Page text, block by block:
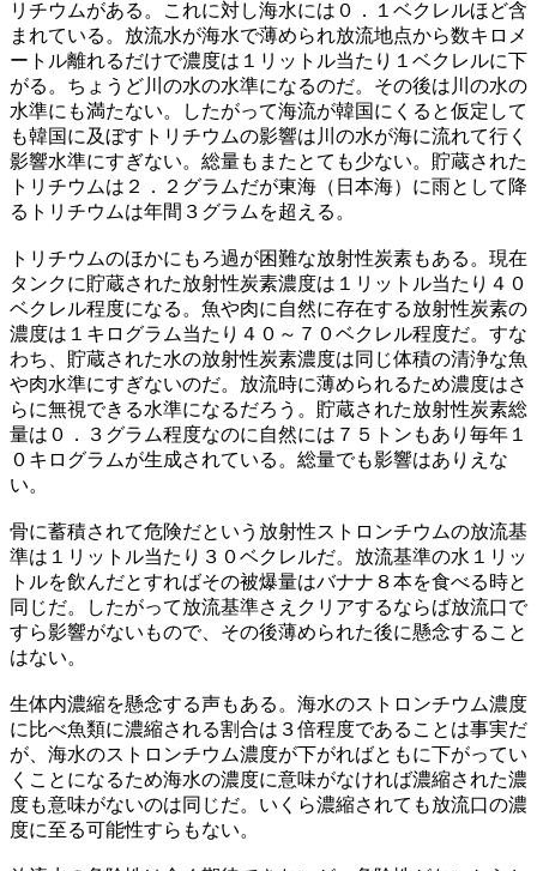
リチウムがある。これに対し海水には０．１ベクレルほど含
まれている。放流水が海水で薄められ放流地点から数キロメ
ートル離れるだけで濃度は１リットル当たり１ベクレルに下
がる。ちょうど川の水の水準になるのだ。その後は川の水の
水準にも満たない。したがって海流が韓国にくると仮定して
も韓国に及ぼすトリチウムの影響は川の水が海に流れて行く
影響水準にすぎない。総量もまたとても少ない。貯蔵された
トリチウムは２．２グラムだが東海（日本海）に雨として降
るトリチウムは年間３グラムを超える。
トリチウムのほかにもろ過が困難な放射性炭素もある。現在
タンクに貯蔵された放射性炭素濃度は１リットル当たり４０
ベクレル程度になる。魚や肉に自然に存在する放射性炭素の
濃度は１キログラム当たり４０～７０ベクレル程度だ。すな
わち、貯蔵された水の放射性炭素濃度は同じ体積の清浄な魚
や肉水準にすぎないのだ。放流時に薄められるため濃度はさ
らに無視できる水準になるだろう。貯蔵された放射性炭素総
量は０．３グラム程度なのに自然には７５トンもあり毎年１
０キログラムが生成されている。総量でも影響はありえな
い。
骨に蓄積されて危険だという放射性ストロンチウムの放流基
準は１リットル当たり３０ベクレルだ。放流基準の水１リッ
トルを飲んだとすればその被爆量はバナナ８本を食べる時と
同じだ。したがって放流基準さえクリアするならば放流口で
すら影響がないもので、その後薄められた後に懸念すること
はない。
生体内濃縮を懸念する声もある。海水のストロンチウム濃度
に比べ魚類に濃縮される割合は３倍程度であることは事実だ
が、海水のストロンチウム濃度が下がればともに下がってい
くことになるため海水の濃度に意味がなければ濃縮された濃
度も意味がないのは同じだ。いくら濃縮されても放流口の濃
度に至る可能性すらもない。